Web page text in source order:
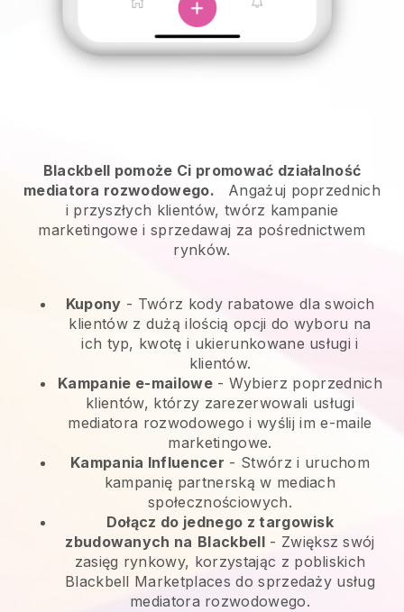
Blackbell pomoże Ci promować działalność
mediatora rozwodowego.
Angażuj poprzednich
i przyszłych klientów, twórz kampanie
marketingowe i sprzedawaj za pośrednictwem
rynków.
Kupony - Twórz kody rabatowe dla swoich
klientów z dużą ilością opcji do wyboru na
ich typ, kwotę i ukierunkowane usługi i
klientów.
Kampanie e-mailowe- Wybierz poprzednich
klientów, którzy zarezerwowali usługi
mediatora rozwodowego i wyślij im e-maile
marketingowe.
Kampania Influencer - Stwórz i uruchom
kampanię partnerską w mediach
społecznościowych.
Dołącz do jednego z targowisk
zbudowanych na Blackbell- Zwiększ swój
zasięg rynkowy, korzystając z pobliskich
Blackbell Marketplaces do sprzedaży usług
mediatora rozwodowego.